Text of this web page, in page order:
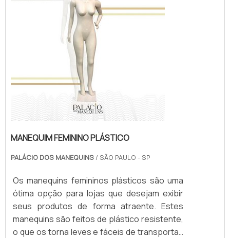
MANEQUIM FEMININO PLÁSTICO
PALÁCIO DOS MANEQUINS / SÃO PAULO - SP
Os manequins femininos plásticos são uma
ótima opção para lojas que desejam exibir
seus produtos de forma atraente. Estes
manequins são feitos de plástico resistente,
o que os torna leves e fáceis de transportar.